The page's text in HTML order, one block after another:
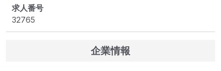
求人番号
32765
企業情報